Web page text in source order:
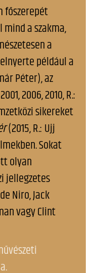
főszerepét
a szakma,
a
például a
Péter), az
2006, 2010, R.:
sikereket
(2015, R.: Ujj
Sokat
olyan
jellegzetes
Niro, Jack
vagy Clint